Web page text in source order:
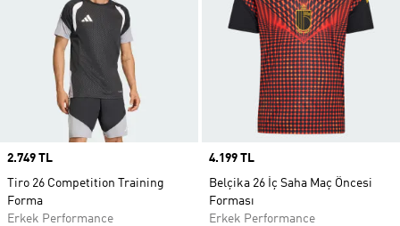
Price
2.749 TL
Tiro 26 Competition Training
Forma
Erkek Performance
Price
4.199 TL
Belçika 26 İç Saha Maç Öncesi
Forması
Erkek Performance